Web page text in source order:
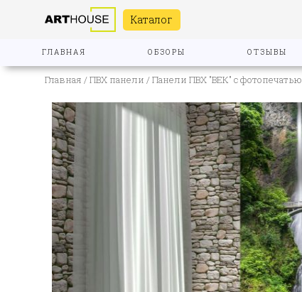
Каталог
ГЛАВНАЯ ОБЗОРЫ ОТЗЫВЫ
Главная /ПВХ панели /Панели ПВХ "ВЕК" с фотопечатью